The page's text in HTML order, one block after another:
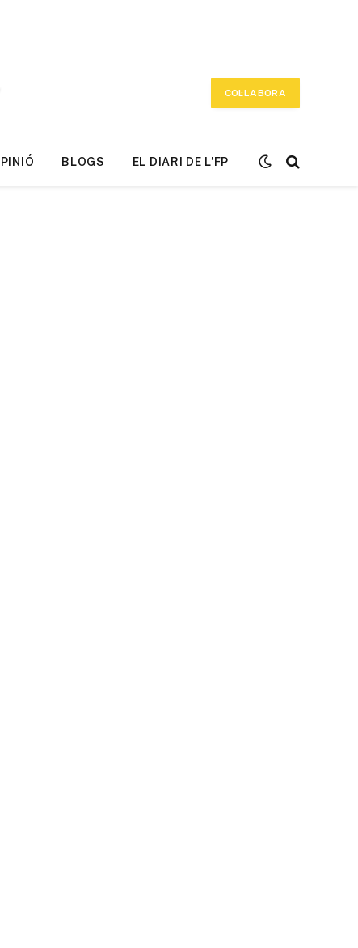
COL·LABORA
BLOGS EL DIARI DE L’FP